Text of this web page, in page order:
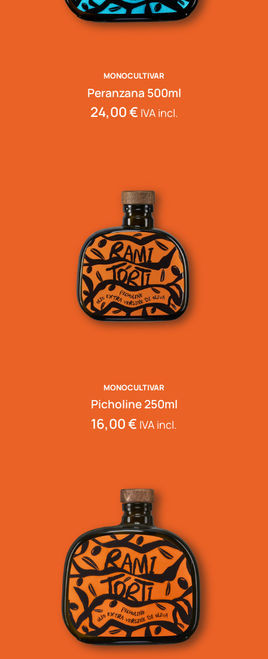
MONOCULTIVAR
Peranzana 500ml
24,00€ IVA incl.
MONOCULTIVAR
Picholine 250ml
16,00€ IVA incl.